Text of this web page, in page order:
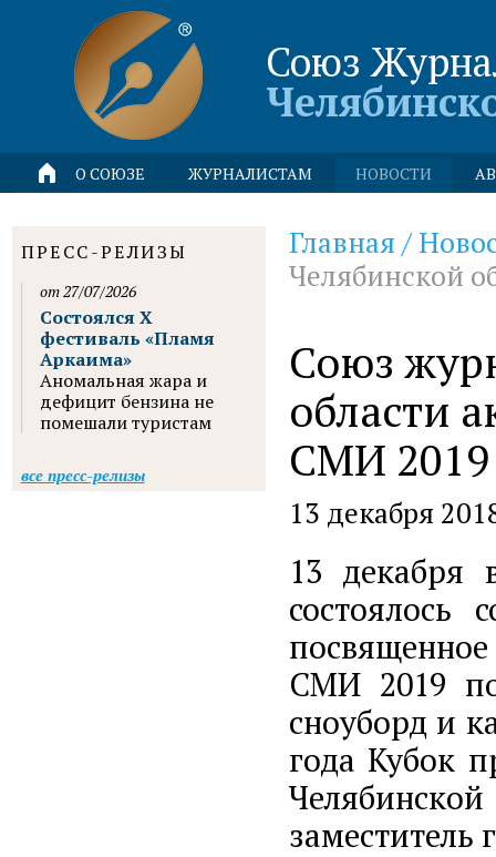
Союз
О СОЮЗЕ ЖУРНАЛИСТАМ НОВОСТИ
Главная /
Челябинской
Союз
области
СМИ 2019
13 декабря
13 декабря
состоялось
СМИ 2019
сноуборд и
года Кубок
заместитель
ПРЕСС-РЕЛИЗЫ
от 27/07/2026
Состоялся X
фестиваль «Пламя
Аркаима»
Аномальная жара и
дефицит бензина не
помешали туристам
все пресс-релизы